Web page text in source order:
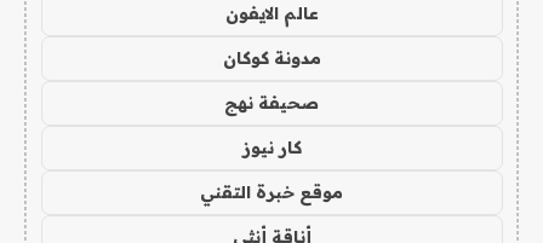
عالم الايفون
مدونة كوكان
صحيفة نهج
كار نيوز
موقع خبرة التقني
أناقة أنثى